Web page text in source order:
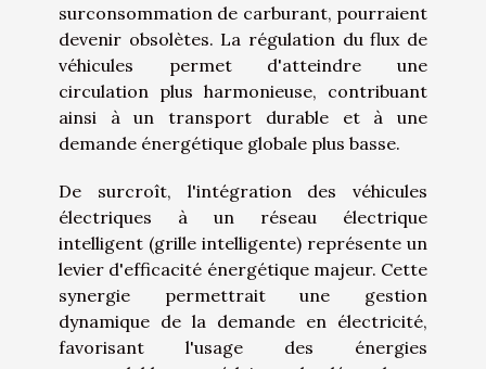
surconsommation de carburant, pourraient
devenir obsolètes. La régulation du flux de
véhicules permet d'atteindre une
circulation plus harmonieuse, contribuant
ainsi à un transport durable et à une
demande énergétique globale plus basse.
De surcroît, l'intégration des véhicules
électriques à un réseau électrique
intelligent (grille intelligente) représente un
levier d'efficacité énergétique majeur. Cette
synergie permettrait une gestion
dynamique de la demande en électricité,
favorisant l'usage des énergies